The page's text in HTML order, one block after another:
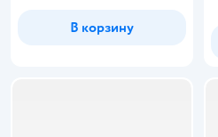
В корзину